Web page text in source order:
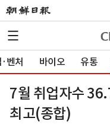
벤처 바이오 유통
7월 취업자수
최고(종합)